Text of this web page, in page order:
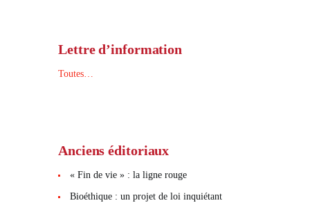
Lettre d’information
Toutes…
Anciens éditoriaux
« Fin de vie » : la ligne rouge
Bioéthique : un projet de loi inquiétant